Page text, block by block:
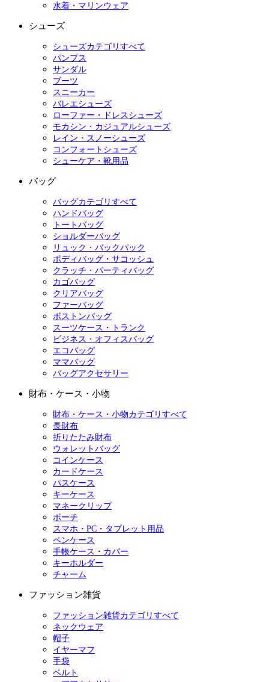
水着・マリンウェア
シューズ
シューズカテゴリすべて
パンプス
サンダル
ブーツ
スニーカー
バレエシューズ
ローファー・ドレスシューズ
モカシン・カジュアルシューズ
レイン・スノーシューズ
コンフォートシューズ
シューケア・靴用品
バッグ
バッグカテゴリすべて
ハンドバッグ
トートバッグ
ショルダーバッグ
リュック・バックパック
ボディバッグ・サコッシュ
クラッチ・パーティバッグ
カゴバッグ
クリアバッグ
ファーバッグ
ボストンバッグ
スーツケース・トランク
ビジネス・オフィスバッグ
エコバッグ
ママバッグ
バッグアクセサリー
財布・ケース・小物
財布・ケース・小物カテゴリすべて
長財布
折りたたみ財布
ウォレットバッグ
コインケース
カードケース
パスケース
キーケース
マネークリップ
ポーチ
スマホ・PC・タブレット用品
ペンケース
手帳ケース・カバー
キーホルダー
チャーム
ファッション雑貨
ファッション雑貨カテゴリすべて
ネックウェア
帽子
イヤーマフ
手袋
ベルト